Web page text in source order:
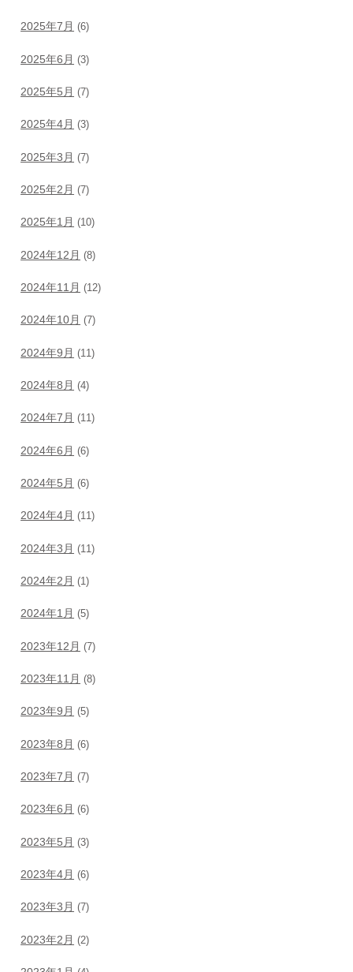
2025年7月 (6)
2025年6月 (3)
2025年5月 (7)
2025年4月 (3)
2025年3月 (7)
2025年2月 (7)
2025年1月 (10)
2024年12月 (8)
2024年11月 (12)
2024年10月 (7)
2024年9月 (11)
2024年8月 (4)
2024年7月 (11)
2024年6月 (6)
2024年5月 (6)
2024年4月 (11)
2024年3月 (11)
2024年2月 (1)
2024年1月 (5)
2023年12月 (7)
2023年11月 (8)
2023年9月 (5)
2023年8月 (6)
2023年7月 (7)
2023年6月 (6)
2023年5月 (3)
2023年4月 (6)
2023年3月 (7)
2023年2月 (2)